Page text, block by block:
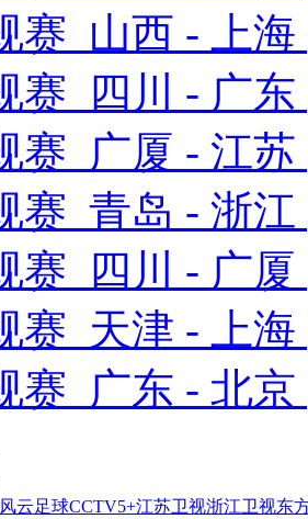
赛 山西 - 上海
赛 四川 - 广东
赛 广厦 - 江苏
赛 青岛 - 浙江
赛 四川 - 广厦
赛 天津 - 上海
赛 广东 - 北京
风云足球CCTV5+江苏卫视浙江卫视东